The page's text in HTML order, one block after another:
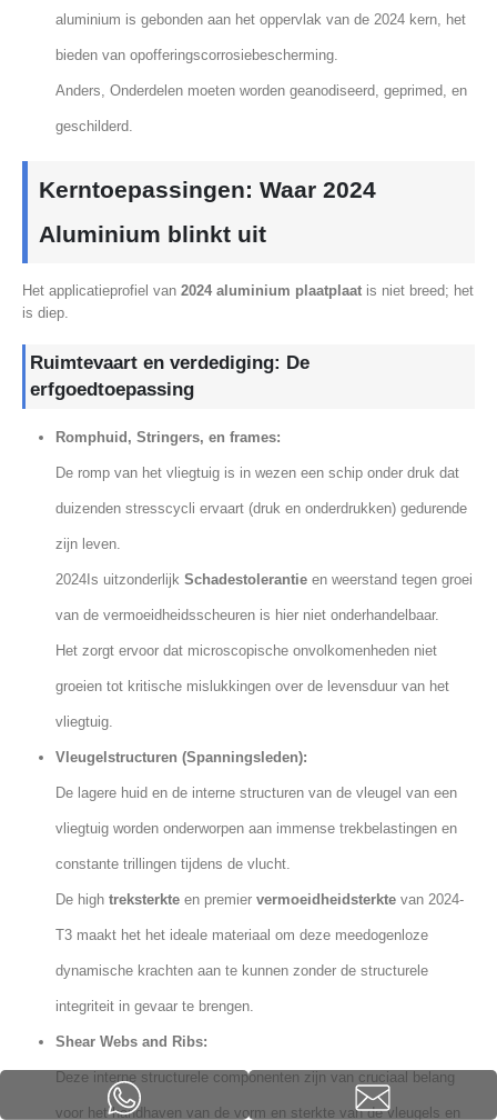
aluminium is gebonden aan het oppervlak van de 2024 kern, het
bieden van opofferingscorrosiebescherming.
Anders, Onderdelen moeten worden geanodiseerd, geprimed, en
geschilderd.
Kerntoepassingen: Waar 2024
Aluminium blinkt uit
Het applicatieprofiel van 2024 aluminium plaatplaat is niet breed; het
is diep.
Ruimtevaart en verdediging: De
erfgoedtoepassing
Romphuid, Stringers, en frames:
De romp van het vliegtuig is in wezen een schip onder druk dat
duizenden stresscycli ervaart (druk en onderdrukken) gedurende
zijn leven.
2024Is uitzonderlijk Schadestolerantieen weerstand tegen groei
van de vermoeidheidsscheuren is hier niet onderhandelbaar.
Het zorgt ervoor dat microscopische onvolkomenheden niet
groeien tot kritische mislukkingen over de levensduur van het
vliegtuig.
Vleugelstructuren (Spanningsleden):
De lagere huid en de interne structuren van de vleugel van een
vliegtuig worden onderworpen aan immense trekbelastingen en
constante trillingen tijdens de vlucht.
De high treksterkteen premier vermoeidheidsterktevan 2024-
T3 maakt het het ideale materiaal om deze meedogenloze
dynamische krachten aan te kunnen zonder de structurele
integriteit in gevaar te brengen.
Shear Webs and Ribs:
Deze interne structurele componenten zijn van cruciaal belang
voor het handhaven van de vorm en sterkte van de vleugels en